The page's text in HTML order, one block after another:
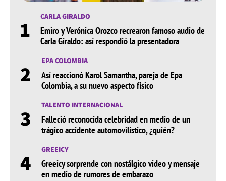
1 CARLA GIRALDO
Emiro y Verónica Orozco recrearon famoso audio de
Carla Giraldo: así respondió la presentadora
2 EPA COLOMBIA
Así reaccionó Karol Samantha, pareja de Epa
Colombia, a su nuevo aspecto físico
3 TALENTO INTERNACIONAL
Falleció reconocida celebridad en medio de un
trágico accidente automovilístico, ¿quién?
4 GREEICY
Greeicy sorprende con nostálgico video y mensaje
en medio de rumores de embarazo